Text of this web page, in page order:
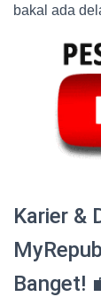
bakal ada
Karier &
Banget!